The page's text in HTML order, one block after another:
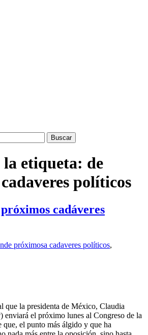
Tepic
etiqueta: de
políticos
cadáveres
de próximosa cadaveres políticos,
que la presidenta de México, Claudia
enviará el próximo lunes al Congreso de la
que, el punto más álgido y que ha